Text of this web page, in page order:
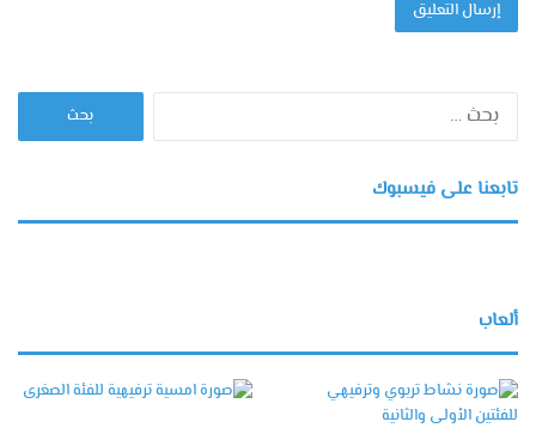
البحث
تابعنا على فيسبوك
ألعاب